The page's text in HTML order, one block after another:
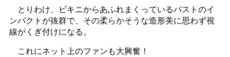
とりわけ、ビキニからあふれまくっているバストのイ
ンパクトが抜群で、その柔らかそうな造形美に思わず視
線がくぎ付けになる。
これにネット上のファンも大興奮！